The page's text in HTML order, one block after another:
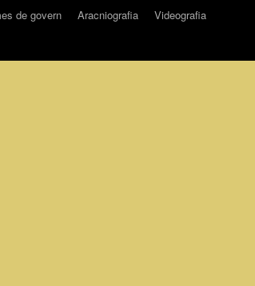
de govern Aracniografia
Videografia